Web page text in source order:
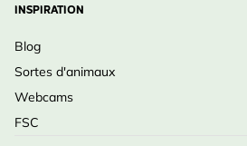
INSPIRATION
Blog
Sortes d'animaux
Webcams
FSC